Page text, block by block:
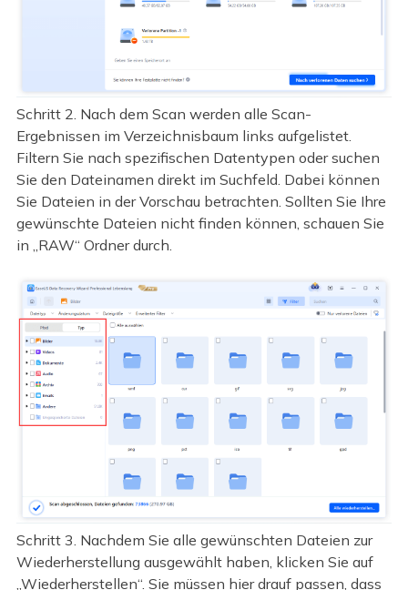
Schritt 2. Nach dem Scan werden alle Scan-
Ergebnissen im Verzeichnisbaum links aufgelistet.
Filtern Sie nach spezifischen Datentypen oder suchen
Sie den Dateinamen direkt im Suchfeld. Dabei können
Sie Dateien in der Vorschau betrachten. Sollten Sie Ihre
gewünschte Dateien nicht finden können, schauen Sie
in „RAW“ Ordner durch.
Schritt 3. Nachdem Sie alle gewünschten Dateien zur
Wiederherstellung ausgewählt haben, klicken Sie auf
„Wiederherstellen“. Sie müssen hier drauf passen, dass